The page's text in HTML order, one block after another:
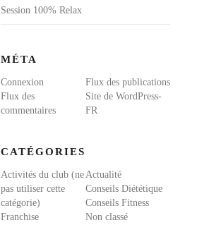
Session 100% Relax
MÉTA
Connexion
Flux des publications
Flux des
commentaires
Site de WordPress-
FR
CATÉGORIES
Activités du club (ne
pas utiliser cette
catégorie)
Actualité
Conseils Diététique
Conseils Fitness
Franchise
Non classé